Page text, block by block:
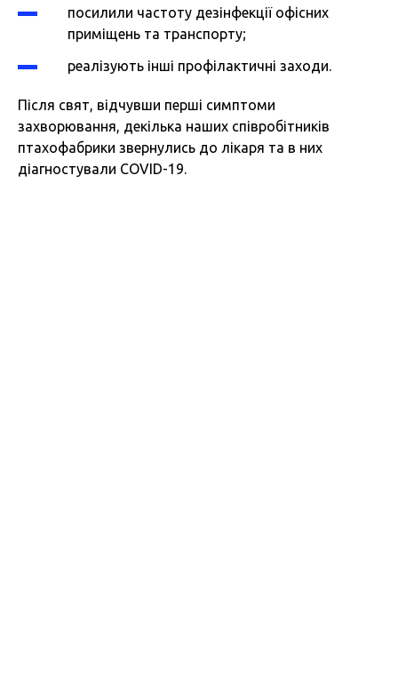
посилили частоту дезінфекції офісних
приміщень та транспорту;
реалізують інші профілактичні заходи.
Після свят, відчувши перші симптоми
захворювання, декілька наших співробітників
птахофабрики звернулись до лікаря та в них
діагностували COVID-19.